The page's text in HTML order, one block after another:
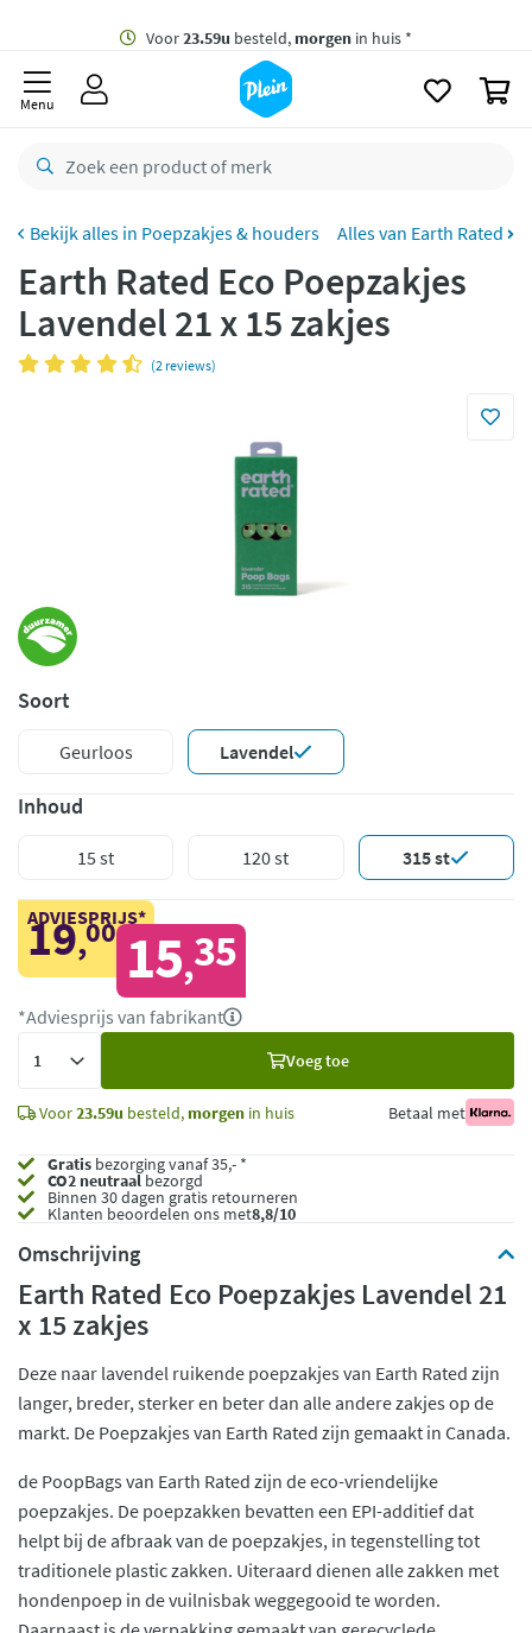
besteld,
retourneren
CO2 neutraal bezorgd
Betaal met Klarna
Menu
Poepzakjes & houders Alles van Earth Rated
Earth Rated Eco Poepzakjes
Lavendel 21 x 15 zakjes
(2 reviews)
Soort
Geurloos Lavendel
Inhoud
15 st 120 st 315 st
ADVIESPRIJS*
19,00 15,35
*Adviesprijs van fabrikant
Voeg toe
Voor23.59u besteld, morgen in huis Betaal met
Gratis bezorging vanaf 35,- *
CO2 neutraalbezorgd
Binnen 30 dagen gratis retourneren
Klanten beoordelen ons met8,8/10
Omschrijving
Earth Rated Eco Poepzakjes Lavendel 21
x 15 zakjes
Deze naar lavendel ruikende poepzakjes van Earth Rated zijn
langer, breder, sterker en beter dan alle andere zakjes op de
markt. De Poepzakjes van Earth Rated zijn gemaakt in Canada.
de PoopBags van Earth Rated zijn de eco-vriendelijke
poepzakjes. De poepzakken bevatten een EPI-additief dat
helpt bij de afbraak van de poepzakjes, in tegenstelling tot
traditionele plastic zakken. Uiteraard dienen alle zakken met
hondenpoep in de vuilnisbak weggegooid te worden.